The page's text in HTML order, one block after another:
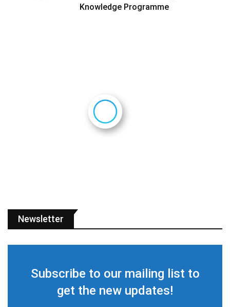
Knowledge Programme
Newsletter
Subscribe to our mailing list to
get the new updates!